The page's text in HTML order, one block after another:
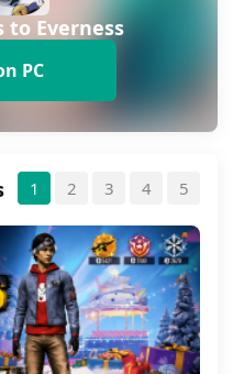
to Everness
PC
1 2 3 4 5